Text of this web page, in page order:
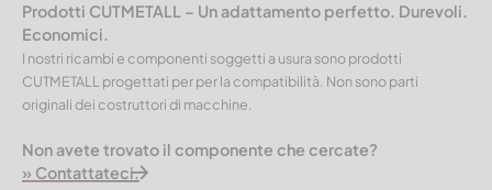
Prodotti CUTMETALL – Un adattamento perfetto. Durevoli.
Economici.
I nostri ricambi e componenti soggetti a usura sono prodotti
CUTMETALL progettati per per la compatibilità. Non sono parti
originali dei costruttori di macchine.
Non avete trovato il componente che cercate?
» Contattateci.